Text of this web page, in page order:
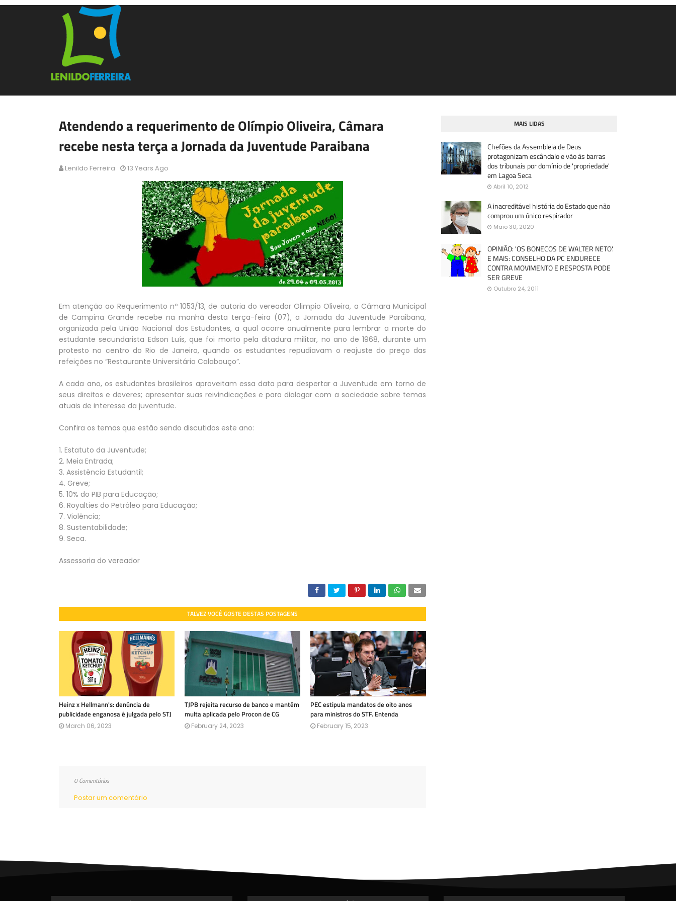
Atendendo a requerimento de Olímpio Oliveira, Câmara
recebe nesta terça a Jornada da Juventude Paraibana
Lenildo Ferreira 13 Years Ago
Em atenção ao Requerimento nº 1053/13, de autoria do vereador Olimpio Oliveira, a Câmara Municipal
de Campina Grande recebe na manhã desta terça-feira (07), a Jornada da Juventude Paraibana,
organizada pela União Nacional dos Estudantes, a qual ocorre anualmente para lembrar a morte do
estudante secundarista Edson Luís, que foi morto pela ditadura militar, no ano de 1968, durante um
protesto no centro do Rio de Janeiro, quando os estudantes repudiavam o reajuste do preço das
refeições no “Restaurante Universitário Calabouço”.
A cada ano, os estudantes brasileiros aproveitam essa data para despertar a Juventude em torno de
seus direitos e deveres; apresentar suas reivindicações e para dialogar com a sociedade sobre temas
atuais de interesse da juventude.
Confira os temas que estão sendo discutidos este ano:
1. Estatuto da Juventude;
2. Meia Entrada;
3. Assistência Estudantil;
4. Greve;
5. 10% do PIB para Educação;
6. Royalties do Petróleo para Educação;
7. Violência;
8. Sustentabilidade;
9. Seca.
Assessoria do vereador
TALVEZ VOCÊ GOSTE DESTAS POSTAGENS
Heinz x Hellmann's: denúncia de
publicidade enganosa é julgada pelo STJ
March 06, 2023
TJPB rejeita recurso de banco e mantém
multa aplicada pelo Procon de CG
February 24, 2023
PEC estipula mandatos de oito anos
para ministros do STF. Entenda
February 15, 2023
0 Comentários
Postar um comentário
MAIS LIDAS
Chefões da Assembleia de Deus
protagonizam escândalo e vão às barras
dos tribunais por domínio de 'propriedade'
em Lagoa Seca
Abril 10, 2012
A inacreditável história do Estado que não
comprou um único respirador
Maio 30, 2020
OPINIÃO: 'OS BONECOS DE WALTER NETO'.
E MAIS: CONSELHO DA PC ENDURECE
CONTRA MOVIMENTO E RESPOSTA PODE
SER GREVE
Outubro 24, 2011